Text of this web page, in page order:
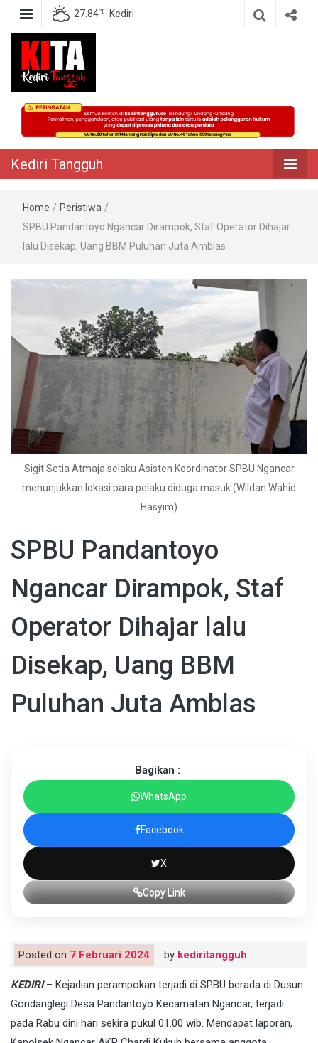
27.84℃ Kediri
Kediri Tangguh
Berita Akurat Terpercaya
Kediri Tangguh
Home / Peristiwa /
SPBU Pandantoyo Ngancar Dirampok, Staf Operator Dihajar
lalu Disekap, Uang BBM Puluhan Juta Amblas
Sigit Setia Atmaja selaku Asisten Koordinator SPBU Ngancar
menunjukkan lokasi para pelaku diduga masuk (Wildan Wahid
Hasyim)
SPBU Pandantoyo
Ngancar Dirampok, Staf
Operator Dihajar lalu
Disekap, Uang BBM
Puluhan Juta Amblas
Bagikan :
WhatsApp
Facebook
X
Copy Link
Posted on 7 Februari 2024 by kediritangguh
KEDIRI– Kejadian perampokan terjadi di SPBU berada di Dusun
Gondanglegi Desa Pandantoyo Kecamatan Ngancar, terjadi
pada Rabu dini hari sekira pukul 01.00 wib. Mendapat laporan,